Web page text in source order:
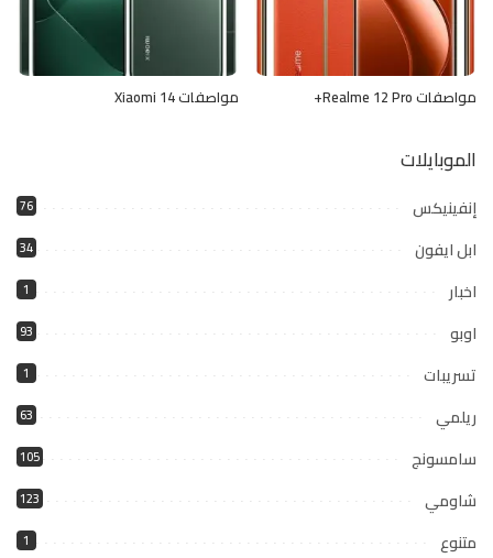
مواصفات Realme 12 Pro+ مواصفات Xiaomi 14
الموبايلات
إنفينيكس 76
ابل ايفون 34
اخبار 1
اوبو 93
تسريبات 1
ريلمي 63
سامسونج 105
شاومي 123
متنوع 1